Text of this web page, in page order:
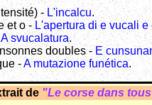
- L'incalcu.
et o -L'apertura di e vucali e
A svucalatura.
doubles -E
-A mutazione funética.
de "Le corse dans